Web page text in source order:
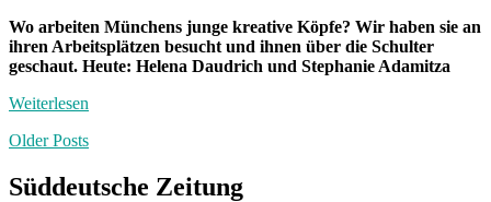
Wo arbeiten Münchens junge kreative Köpfe? Wir haben sie an
ihren Arbeitsplätzen besucht und ihnen über die Schulter
geschaut. Heute: Helena Daudrich und Stephanie Adamitza
Weiterlesen
Posts
navigation
Older Posts
Süddeutsche Zeitung